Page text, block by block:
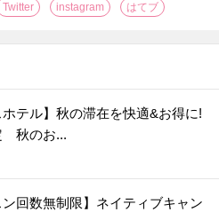
Twitter instagram はてブ
ホテル】秋の滞在を快適&お得に!
秋のお...
ン回数無制限】ネイティブキャン